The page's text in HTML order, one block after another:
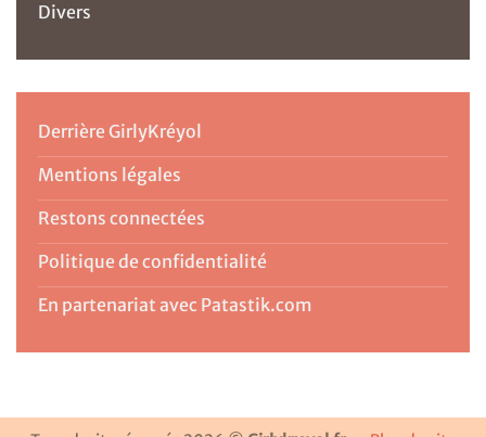
Divers
Derrière GirlyKréyol
Mentions légales
Restons connectées
Politique de confidentialité
En partenariat avec Patastik.com